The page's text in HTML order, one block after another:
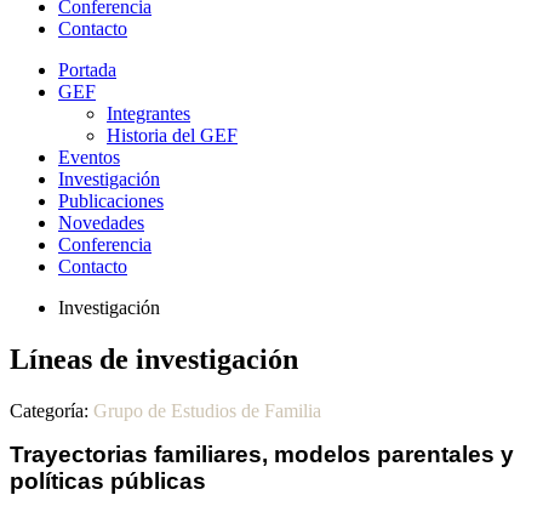
Conferencia
Contacto
Portada
GEF
Integrantes
Historia del GEF
Eventos
Investigación
Publicaciones
Novedades
Conferencia
Contacto
Investigación
Líneas de investigación
Categoría: Grupo de Estudios de Familia
Trayectorias familiares, modelos parentales y
políticas públicas